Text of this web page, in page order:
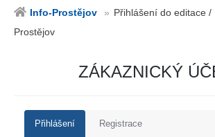
Info-Prostějov
Přihlášení do editace /
Prostějov
ZÁKAZNICKÝ
Přihlášení Registrace